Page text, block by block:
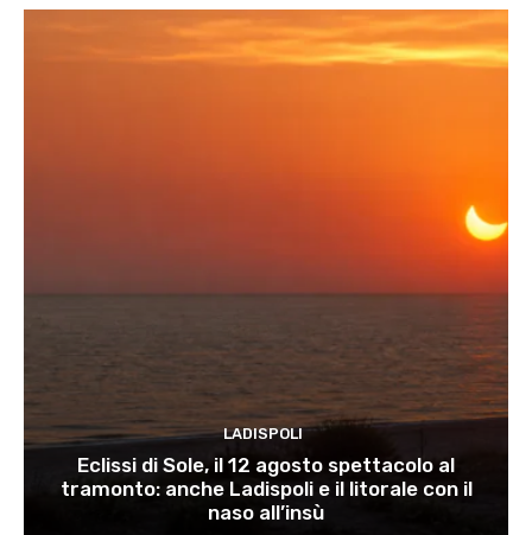
LADISPOLI
Eclissi di Sole, il 12 agosto spettacolo al
tramonto: anche Ladispoli e il litorale con il
naso all’insù